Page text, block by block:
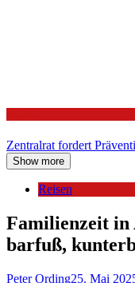
Zentralrat fordert
Show more
Reisen
Familienzeit in
barfuß,
Peter Ording25. Mai